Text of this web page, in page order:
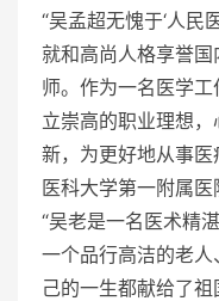
“吴孟超无愧于‘人民
就和高尚人格享誉
师。作为一名医学
立崇高的职业理想
新，为更好地从事
医科大学第一附属医
“吴老是一名医术精
一个品行高洁的老
己的一生都献给了